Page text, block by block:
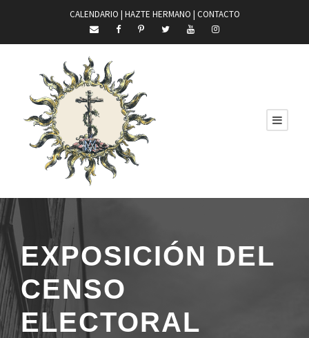
CALENDARIO | HAZTE HERMANO | CONTACTO
EXPOSICIÓN DEL
CENSO
ELECTORAL